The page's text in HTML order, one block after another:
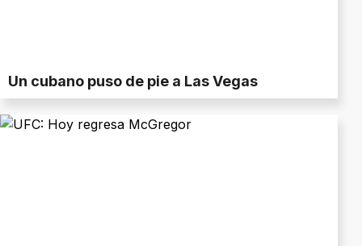
Un cubano puso de pie a Las Vegas